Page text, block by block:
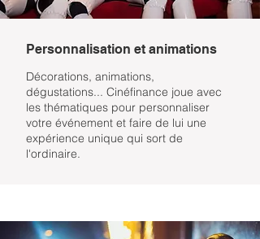
Personnalisation et animations
Décorations, animations,
dégustations... Cinéfinance joue avec
les thématiques pour personnaliser
votre événement et faire de lui une
expérience unique qui sort de
l'ordinaire.